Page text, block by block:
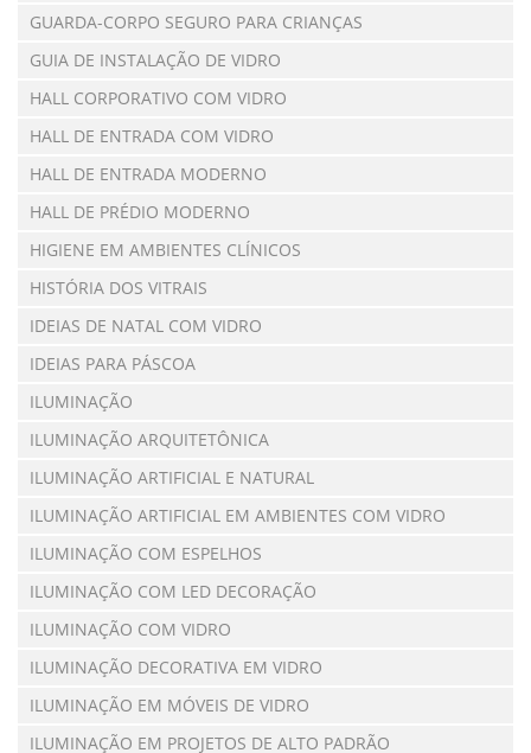
GUARDA-CORPO SEGURO PARA CRIANÇAS
GUIA DE INSTALAÇÃO DE VIDRO
HALL CORPORATIVO COM VIDRO
HALL DE ENTRADA COM VIDRO
HALL DE ENTRADA MODERNO
HALL DE PRÉDIO MODERNO
HIGIENE EM AMBIENTES CLÍNICOS
HISTÓRIA DOS VITRAIS
IDEIAS DE NATAL COM VIDRO
IDEIAS PARA PÁSCOA
ILUMINAÇÃO
ILUMINAÇÃO ARQUITETÔNICA
ILUMINAÇÃO ARTIFICIAL E NATURAL
ILUMINAÇÃO ARTIFICIAL EM AMBIENTES COM VIDRO
ILUMINAÇÃO COM ESPELHOS
ILUMINAÇÃO COM LED DECORAÇÃO
ILUMINAÇÃO COM VIDRO
ILUMINAÇÃO DECORATIVA EM VIDRO
ILUMINAÇÃO EM MÓVEIS DE VIDRO
ILUMINAÇÃO EM PROJETOS DE ALTO PADRÃO